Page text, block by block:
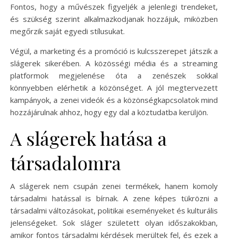
Fontos, hogy a művészek figyeljék a jelenlegi trendeket,
és szükség szerint alkalmazkodjanak hozzájuk, miközben
megőrzik saját egyedi stílusukat.
Végül, a marketing és a promóció is kulcsszerepet játszik a
slágerek sikerében. A közösségi média és a streaming
platformok megjelenése óta a zenészek sokkal
könnyebben elérhetik a közönséget. A jól megtervezett
kampányok, a zenei videók és a közönségkapcsolatok mind
hozzájárulnak ahhoz, hogy egy dal a köztudatba kerüljön.
A slágerek hatása a
társadalomra
A slágerek nem csupán zenei termékek, hanem komoly
társadalmi hatással is bírnak. A zene képes tükrözni a
társadalmi változásokat, politikai eseményeket és kulturális
jelenségeket. Sok sláger született olyan időszakokban,
amikor fontos társadalmi kérdések merültek fel, és ezek a